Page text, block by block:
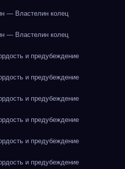
— Властелин колец
— Властелин колец
и предубеждение
и предубеждение
и предубеждение
и предубеждение
и предубеждение
и предубеждение